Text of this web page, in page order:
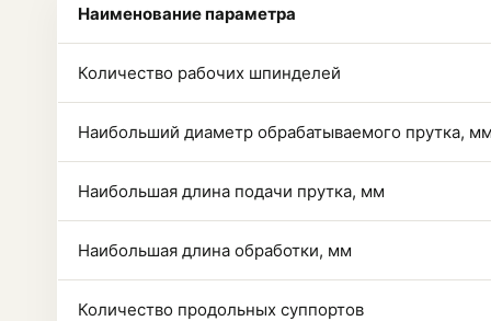
Наименование параметра
Количество рабочих шпинделей
Наибольший диаметр обрабатываемого прутка,
Наибольшая длина подачи прутка, мм
Наибольшая длина обработки, мм
Количество продольных суппортов